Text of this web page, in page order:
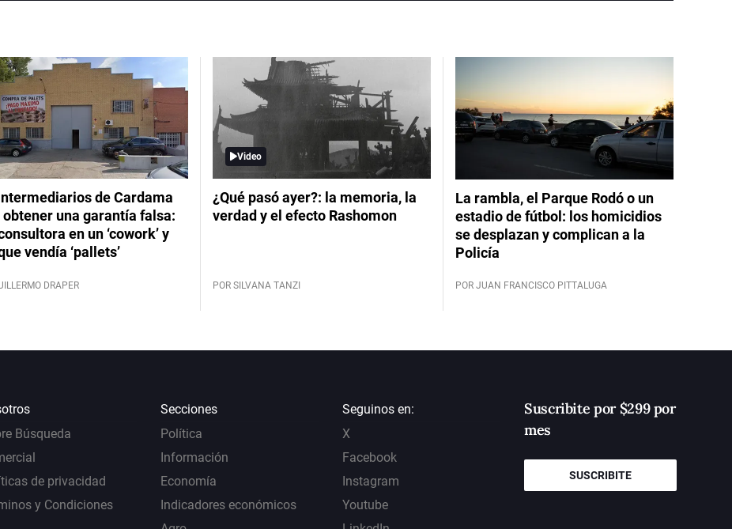
de Cardama
obtener una garantía falsa:
en un ‘cowork’ y
vendía ‘pallets’
DRAPER
Video
¿Qué pasó ayer?: la memoria, la
verdad y el efecto Rashomon
POR SILVANA TANZI
La rambla, el Parque Rodó o un
estadio de fútbol: los homicidios
se desplazan y complican a la
Policía
POR JUAN FRANCISCO PITTALUGA
Búsqueda
de privacidad
y Condiciones
Secciones
Política
Información
Economía
Indicadores económicos
Seguinos en:
X
Facebook
Instagram
Youtube
Suscribite por $299 por
mes
SUSCRIBITE